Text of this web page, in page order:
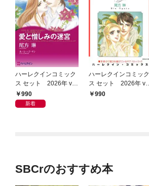
ハーレクインコミック
ス セット 2026年 vo
l.950
990
新着
ハーレクインコミック
ス セット 2026年 vo
l.931
990
SBCrのおすすめ本